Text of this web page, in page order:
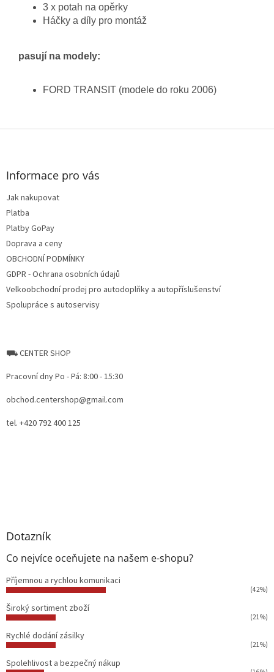
3 x potah na opěrky
Háčky a díly pro montáž
pasují na modely:
FORD TRANSIT (modele do roku 2006)
Z
Informace pro vás
Jak nakupovat
Platba
Platby GoPay
Doprava a ceny
OBCHODNÍ PODMÍNKY
GDPR - Ochrana osobních údajů
Velkoobchodní prodej pro autodoplňky a autopříslušenství
Spolupráce s autoservisy
⛟ CENTER SHOP
Pracovní dny Po - Pá: 8:00 - 15:30
obchod.centershop@gmail.com
tel. +420 792 400 125
Dotazník
Co nejvíce oceňujete na našem e-shopu?
Příjemnou a rychlou komunikaci
(42%)
Široký sortiment zboží
(21%)
Rychlé dodání zásilky
(21%)
Spolehlivost a bezpečný nákup